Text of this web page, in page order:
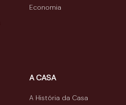
Economia
A CASA
A História da Casa